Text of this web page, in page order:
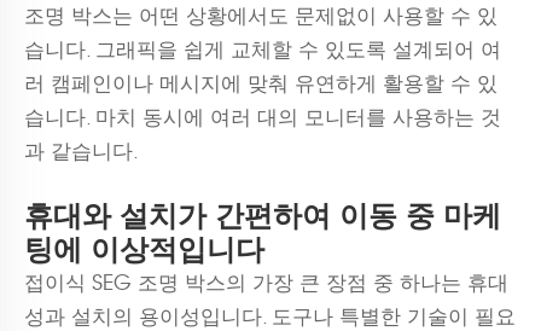
조명 박스는 어떤 상황에서도 문제없이 사용할 수 있
습니다. 그래픽을 쉽게 교체할 수 있도록 설계되어 여
러 캠페인이나 메시지에 맞춰 유연하게 활용할 수 있
습니다. 마치 동시에 여러 대의 모니터를 사용하는 것
과 같습니다.
휴대와 설치가 간편하여 이동 중 마케
팅에 이상적입니다
접이식 SEG 조명 박스의 가장 큰 장점 중 하나는 휴대
성과 설치의 용이성입니다. 도구나 특별한 기술이 필요